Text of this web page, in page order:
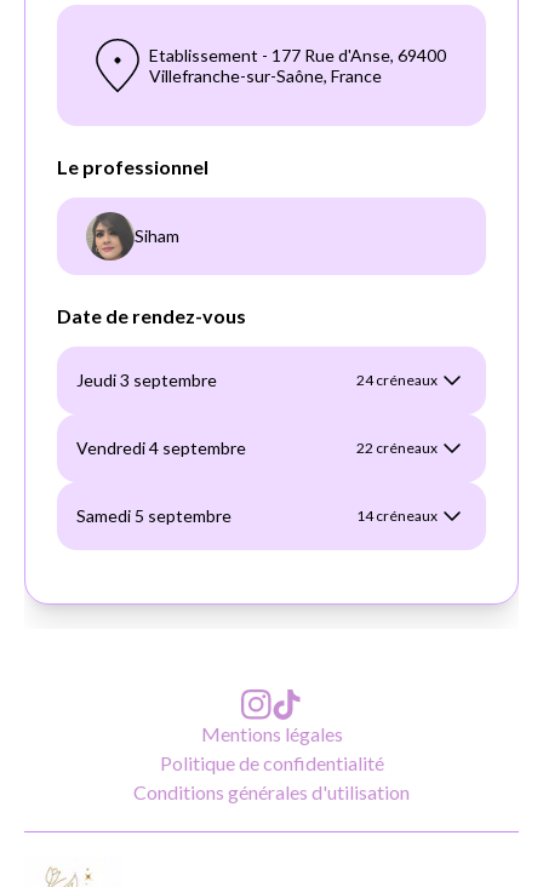
Mentions légales
Politique de confidentialité
Conditions générales d'utilisation